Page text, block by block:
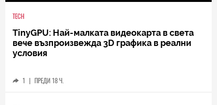
TECH
TinyGPU: Най-малката видеокарта в света
вече възпроизвежда 3D графика в реални
условия
1 | ПРЕДИ 18 Ч.